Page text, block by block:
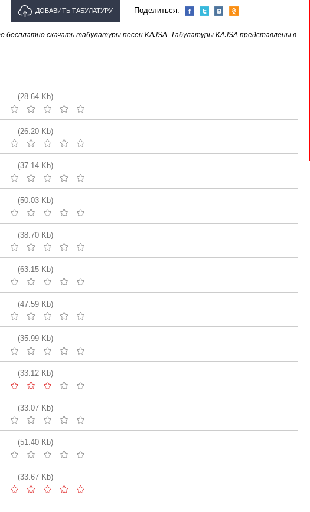
ДОБАВИТЬ ТАБУЛАТУРУ
ИСПОЛНИТЕЛЯ "KAJSA"
Поделиться:
скачать табулатуры песен KAJSA. Табулатуры KAJSA представлены в
(28.64 Kb)
(26.20 Kb)
(37.14 Kb)
(50.03 Kb)
(38.70 Kb)
(63.15 Kb)
(47.59 Kb)
(35.99 Kb)
(33.12 Kb)
(33.07 Kb)
(51.40 Kb)
(33.67 Kb)